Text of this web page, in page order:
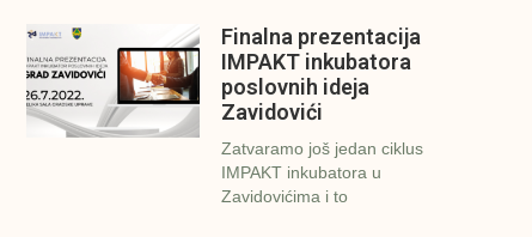
Finalna prezentacija
IMPAKT inkubatora
poslovnih ideja
Zavidovići
Zatvaramo još jedan ciklus
IMPAKT inkubatora u
Zavidovićima i to